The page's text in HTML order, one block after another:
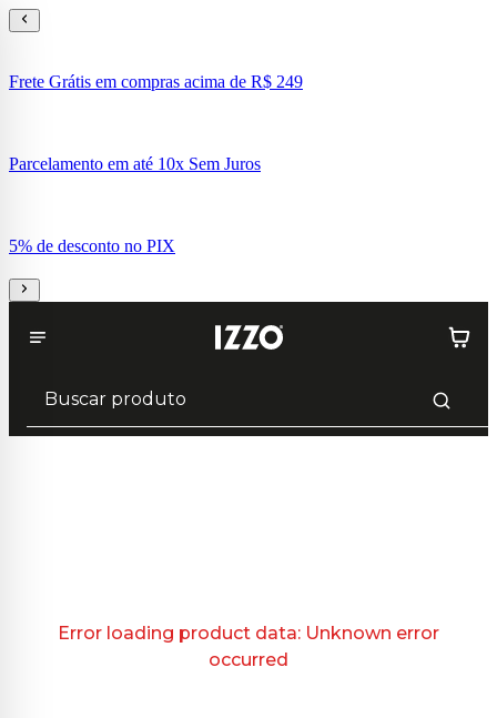
Frete Grátis em compras acima de R$ 249
Parcelamento em até 10x Sem Juros
5% de desconto no PIX
Error loading product data: Unknown error
occurred